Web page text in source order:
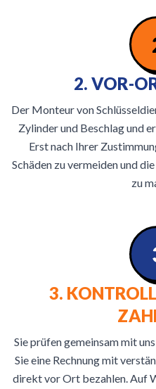
2. VOR-
Der Monteur von
Zylinder und Beschlag und
Erst nach Ihrer
Schäden zu vermeiden und
zu
3.
Sie prüfen gemeinsam mit
Sie eine Rechnung mit
direkt vor Ort bezahlen. Auf